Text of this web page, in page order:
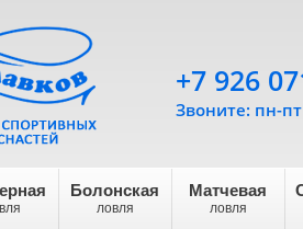
Болонская
ловля
Матчевая
ловля
+7 926
Звоните: пн-